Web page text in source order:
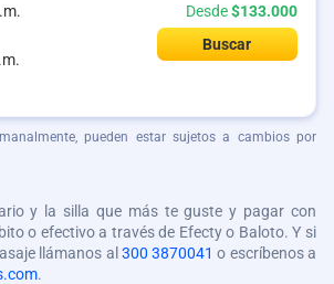
Desde$133.000
Buscar
pueden estar sujetos a cambios por
y la silla que más te guste y pagar con
o efectivo a través de Efecty o Baloto. Y si
llámanos al300 3870041 o escríbenos a
.